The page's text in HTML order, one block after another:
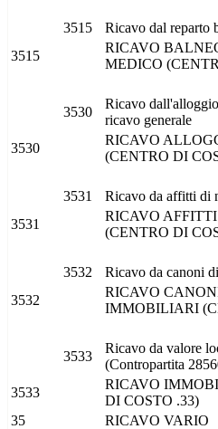
3515 Ricavo dal reparto
3515
RICAVO
MEDICO
3530
Ricavo
ricavo generale
3530
RICAVO
(CENTRO DI
3531 Ricavo da affitti di
3531
RICAVO
(CENTRO DI
3532 Ricavo da canoni
3532
RICAVO
IMMOBILIARI
3533
Ricavo da valore
(Contropartita
3533
RICAVO
DI COSTO .33)
35
RICAVO VARIO